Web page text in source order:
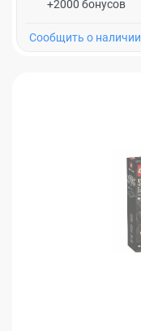
+2000 бонусов
Cообщить о наличии